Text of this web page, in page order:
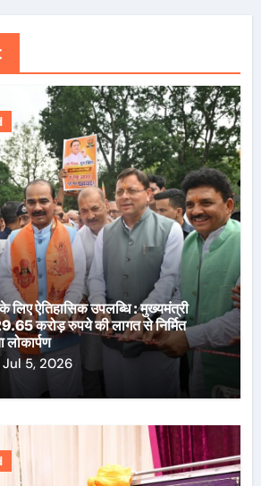
ऐतिहासिक उपलब्धि : मुख्यमंत्री
करोड़ रुपये की लागत से निर्मित
Jul 5, 2026